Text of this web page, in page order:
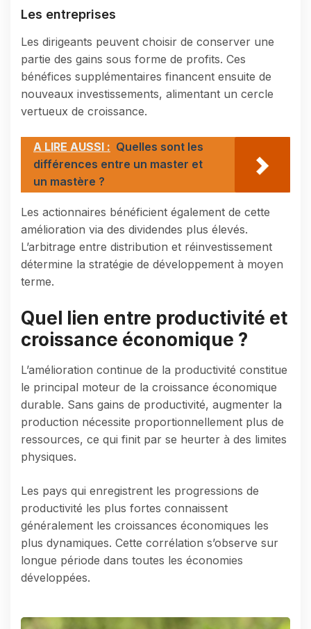
Les entreprises
Les dirigeants peuvent choisir de conserver une
partie des gains sous forme de profits. Ces
bénéfices supplémentaires financent ensuite de
nouveaux investissements, alimentant un cercle
vertueux de croissance.
A LIRE AUSSI : Quelles sont les
différences entre un master et
un mastère ?
Les actionnaires bénéficient également de cette
amélioration via des dividendes plus élevés.
L’arbitrage entre distribution et réinvestissement
détermine la stratégie de développement à moyen
terme.
Quel lien entre productivité et
croissance économique ?
L’amélioration continue de la productivité constitue
le principal moteur de la croissance économique
durable. Sans gains de productivité, augmenter la
production nécessite proportionnellement plus de
ressources, ce qui finit par se heurter à des limites
physiques.
Les pays qui enregistrent les progressions de
productivité les plus fortes connaissent
généralement les croissances économiques les
plus dynamiques. Cette corrélation s’observe sur
longue période dans toutes les économies
développées.